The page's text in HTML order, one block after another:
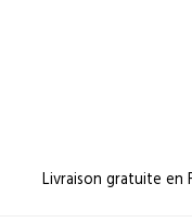
Livraison gratuite en